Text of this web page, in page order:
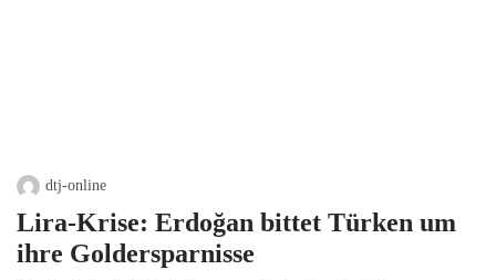
dtj-online
Lira-Krise: Erdoğan bittet Türken um
ihre Goldersparnisse